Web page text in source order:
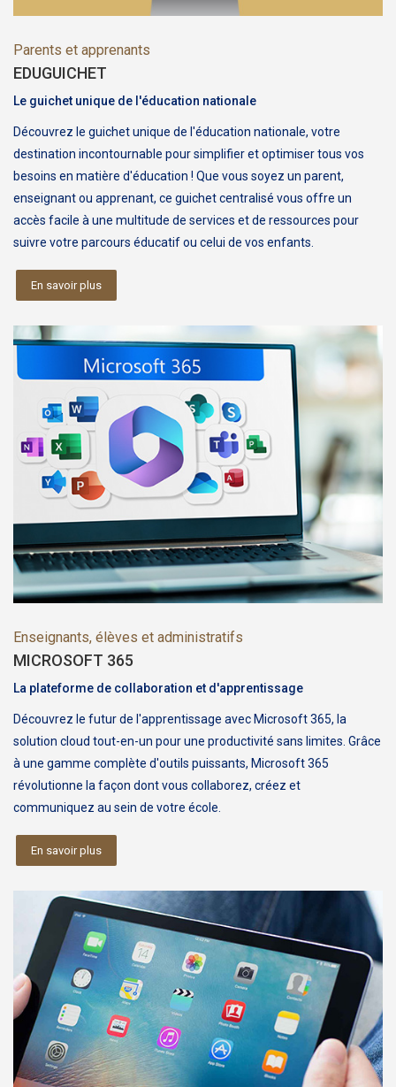
Parents et apprenants
EDUGUICHET
Le guichet unique de l'éducation nationale
Découvrez le guichet unique de l'éducation nationale, votre
destination incontournable pour simplifier et optimiser tous vos
besoins en matière d'éducation ! Que vous soyez un parent,
enseignant ou apprenant, ce guichet centralisé vous offre un
accès facile à une multitude de services et de ressources pour
suivre votre parcours éducatif ou celui de vos enfants.
En savoir plus
Enseignants, élèves et administratifs
MICROSOFT 365
La plateforme de collaboration et d'apprentissage
Découvrez le futur de l'apprentissage avec Microsoft 365, la
solution cloud tout-en-un pour une productivité sans limites. Grâce
à une gamme complète d'outils puissants, Microsoft 365
révolutionne la façon dont vous collaborez, créez et
communiquez au sein de votre école.
En savoir plus